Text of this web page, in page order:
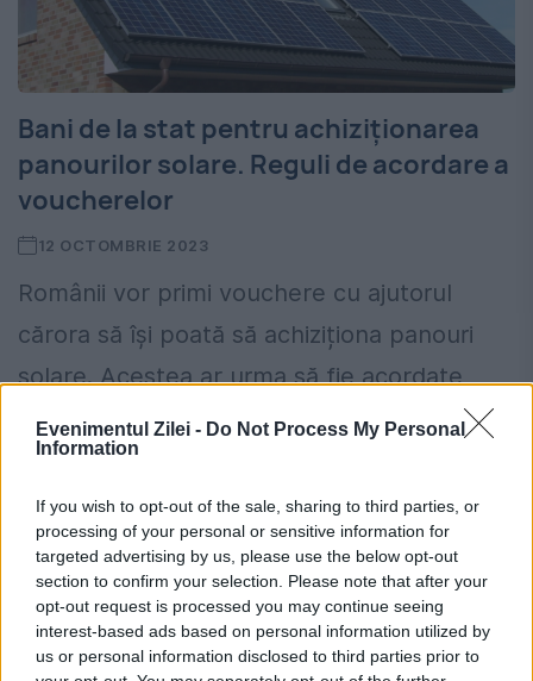
Evenimentul Zilei - Do Not Process My Personal
Information
If you wish to opt-out of the sale, sharing to third parties, or
processing of your personal or sensitive information for
targeted advertising by us, please use the below opt-out
section to confirm your selection. Please note that after your
opt-out request is processed you may continue seeing
interest-based ads based on personal information utilized by
us or personal information disclosed to third parties prior to
Bani de la stat pentru achiziționarea
panourilor solare. Reguli de acordare a
voucherelor
12 OCTOMBRIE 2023
Românii vor primi vouchere cu ajutorul
cărora să își poată să achiziționa panouri
solare. Acestea ar urma să fie acordate
abia începând de anul viitor. Programul are
la bază creșterea...